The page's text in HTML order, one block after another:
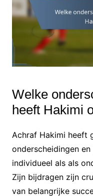
Welke
heeft Hakimi
Achraf Hakimi heeft
onderscheidingen
individueel als als
Zijn bijdragen zijn
van belangrijke